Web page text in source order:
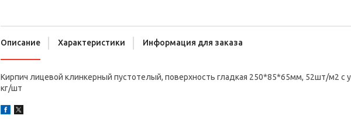
Описание Характеристики Информация для заказа
Кирпич лицевой клинкерный пустотелый, поверхность гладкая 250*85*65мм, 52шт/м2 с
кг/шт